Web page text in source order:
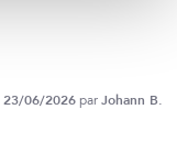
23/06/2026 parJohann B.